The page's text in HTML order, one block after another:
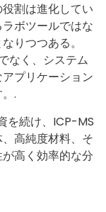
割は進化してい
ボツールではな
りつつある。
なく、システム
プリケーション
.
を続け、ICP-MS
高純度材料、そ
高く効率的な分